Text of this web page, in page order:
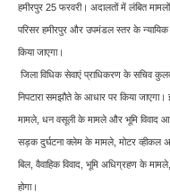
हमीरपुर 25 फरवरी। अदालतों में लंबित
परिसर हमीरपुर और उपमंडल स्तर के न्यायिक
किया जाएगा।
जिला विधिक सेवाएं प्राधिकरण के सचिव
निपटारा समझौते के आधार पर किया
मामले, धन वसूली के मामले और भूमि विवाद
सड़क दुर्घटना क्लेम के मामले, मोटर व्हीकल
बिल, वैवाहिक विवाद, भूमि अधिग्रहण के
होगा।